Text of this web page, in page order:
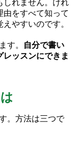
しれません。けれ
由をすべて知って
やすいのです。
す。
自分で書い
ッスンにできま
。方法は三つで